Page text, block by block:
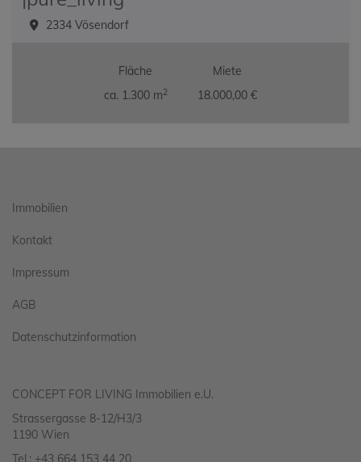
2334 Vösendorf
Fläche
ca. 1.300 m2
Miete
18.000,00 €
Immobilien
Kontakt
Impressum
AGB
Datenschutzinformation
CONCEPT FOR LIVING Immobilien e.U.
Strassergasse 8-12/H3/3
1190 Wien